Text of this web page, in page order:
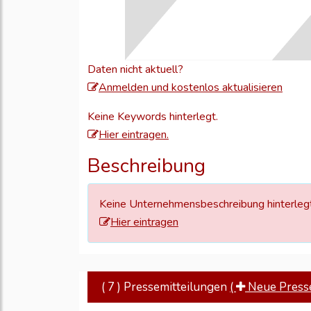
Daten nicht aktuell?
Anmelden und kostenlos aktualisieren
Keine Keywords hinterlegt.
Hier eintragen.
Beschreibung
Keine Unternehmensbeschreibung
Hier eintragen
( 7 ) Pressemitteilungen ( Neue